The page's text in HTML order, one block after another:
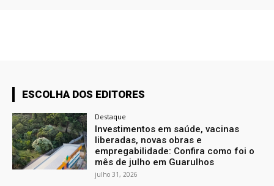
ESCOLHA DOS EDITORES
Destaque
Investimentos em saúde, vacinas
liberadas, novas obras e
empregabilidade: Confira como foi o
mês de julho em Guarulhos
julho 31, 2026